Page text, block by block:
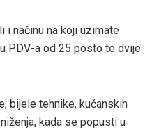
i načinu na koji uzimate
PDV-a od 25 posto te dvije
bijele tehnike, kućanskih
kada se popusti u